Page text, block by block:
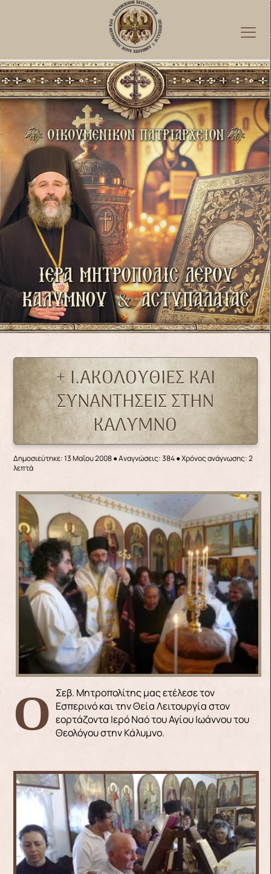
+ Ι.ΑΚΟΛΟΥΘΙΕΣ ΚΑΙ
ΣΥΝΑΝΤΗΣΕΙΣ ΣΤΗΝ
ΚΑΛΥΜΝΟ
Δημοσιεύτηκε: 13 Μαΐου 2008●Αναγνώσεις: 384● Χρόνος ανάγνωσης: 2
λεπτά
Ο Σεβ. Μητροπολίτης μας ετέλεσε τον Εσπερινό και την Θεία Λειτουργία στον
εορτάζοντα Ιερό Ναό του Αγίου Ιωάννου του
Θεολόγου στην Κάλυμνο.